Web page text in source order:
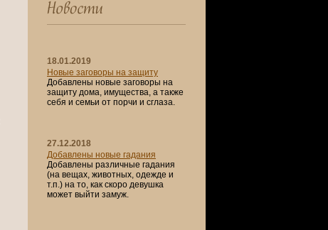
18.01.2019
Новые заговоры на защиту
Добавлены новые заговоры на
защиту дома, имущества, а также
себя и семьи от порчи и сглаза.
27.12.2018
Добавлены новые гадания
Добавлены различные гадания
(на вещах, животных, одежде и
т.п.) на то, как скоро девушка
может выйти замуж.